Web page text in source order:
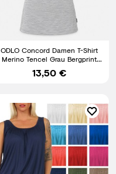
ODLO Concord Damen T-Shirt
Merino Tencel Grau Bergprint
Kurzarm 550511
13,50 €